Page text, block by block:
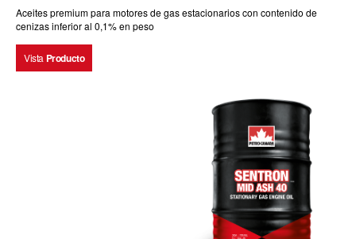
Aceites premium para motores de gas estacionarios con contenido de
cenizas inferior al 0,1% en peso
Vista Producto